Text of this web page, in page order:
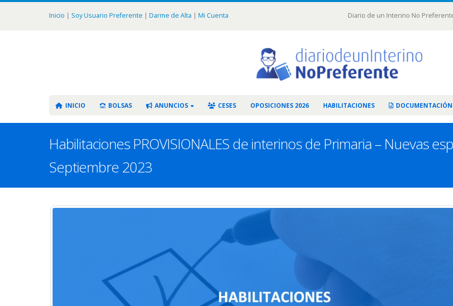
Inicio | Soy Usuario Preferente | Darme de Alta | Mi Cuenta Diario de un Interino No
INICIO BOLSAS ANUNCIOS CESES OPOSICIONES 2026 HABILITACIONES DOCUMENTACIÓN
Habilitaciones PROVISIONALES de interinos de Primaria – Nuevas
Septiembre 2023